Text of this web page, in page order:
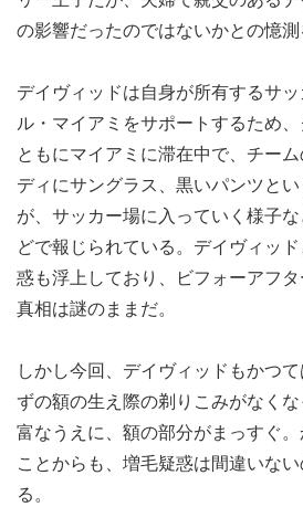
の影響だったのではないかとの憶測
デイヴィッドは自身が所有するサ
ル・マイアミをサポートするため
ともにマイアミに滞在中で、チー
ディにサングラス、黒いパンツと
が、サッカー場に入っていく様子
どで報じられている。デイヴィッ
惑も浮上しており、ビフォーアフタ
真相は謎のままだ。
しかし今回、デイヴィッドもかつ
ずの額の生え際の剃りこみがなく
富なうえに、額の部分がまっすぐ
ことからも、増毛疑惑は間違いな
る。